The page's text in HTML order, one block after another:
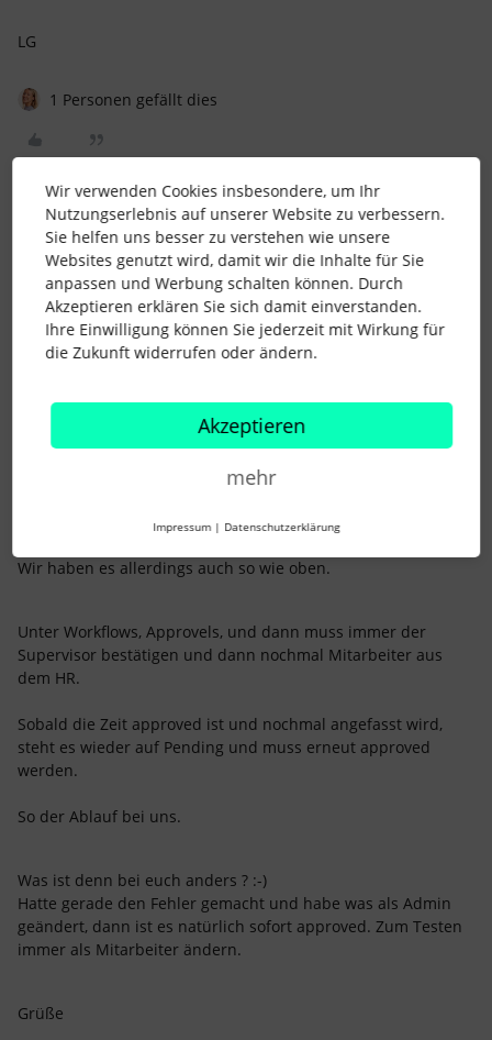
LG
1 Personen gefällt dies
LisaRossmanit Forum|Forum|3 years ago
danke für deine Rückmeldung.
Mir würde es aktuell schon reichen, wenn ne Änderung
wenigstens bestätigt werden müsste, dazu kommt es aber
gar nicht.
Wir haben es allerdings auch so wie oben.
Unter Workflows, Approvels, und dann muss immer der
Supervisor bestätigen und dann nochmal Mitarbeiter aus
dem HR.
Sobald die Zeit approved ist und nochmal angefasst wird,
steht es wieder auf Pending und muss erneut approved
werden.
So der Ablauf bei uns.
Was ist denn bei euch anders ? :-)
Hatte gerade den Fehler gemacht und habe was als Admin
geändert, dann ist es natürlich sofort approved. Zum Testen
immer als Mitarbeiter ändern.
Grüße
Wir verwenden Cookies insbesondere, um Ihr
Nutzungserlebnis auf unserer Website zu verbessern.
Sie helfen uns besser zu verstehen wie unsere
Websites genutzt wird, damit wir die Inhalte für Sie
anpassen und Werbung schalten können. Durch
Akzeptieren erklären Sie sich damit einverstanden.
Ihre Einwilligung können Sie jederzeit mit Wirkung für
die Zukunft widerrufen oder ändern.
Akzeptieren
mehr
Impressum | Datenschutzerklärung